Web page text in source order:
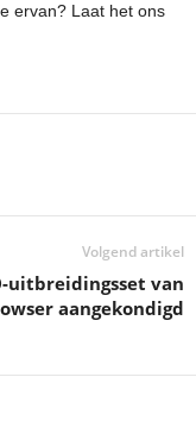
ervan? Laat het ons
Volgend artikel
uitbreidingsset van
aangekondigd